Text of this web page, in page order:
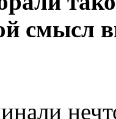
смысл